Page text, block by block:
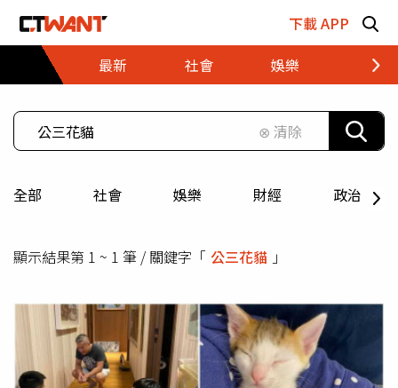
下載 APP
最新
社會 娛樂 財經
⊗ 清除
全部 社會 娛樂 財經 政治
顯示結果第 1 ~ 1 筆 / 關鍵字「 公三花貓 」